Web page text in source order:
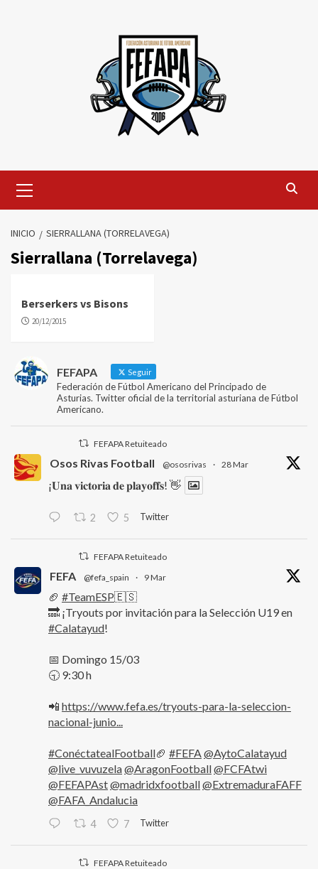
primario
INICIO SIERRALLANA (TORRELAVEGA)
Sierrallana (Torrelavega)
Berserkers vs Bisons
20/12/2015
FEFAPA Seguir
Federación de Fútbol Americano del Principado de
Asturias. Twitter oficial de la territorial asturiana de Fútbol
Americano.
FEFAPA Retuiteado
Osos Rivas Football @ososrivas · 28 Mar
¡𝐔𝐧𝐚 𝐯𝐢𝐜𝐭𝐨𝐫𝐢𝐚 𝐝𝐞 𝐩𝐥𝐚𝐲𝐨𝐟𝐟𝐬! 👋
2 5 Twitter
FEFAPA Retuiteado
FEFA @fefa_spain · 9 Mar
🏈 #TeamESP🇪🇸
🔜 ¡Tryouts por invitación para la Selección U19 en
#Calatayud!
📅 Domingo 15/03
🕤 9:30 h
📲 https://www.fefa.es/tryouts-para-la-seleccion-
nacional-junio...
#ConéctatealFootball🏈 #FEFA@AytoCalatayud
@live_vuvuzela@AragonFootball@FCFAtwi
@FEFAPAst@madridxfootball@ExtremaduraFAFF
@FAFA_Andalucia
4 7 Twitter
FEFAPA Retuiteado